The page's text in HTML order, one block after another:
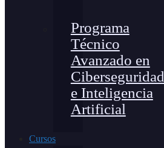
Programa
Técnico
Avanzado en
Ciberseguridad
e Inteligencia
Artificial
Cursos